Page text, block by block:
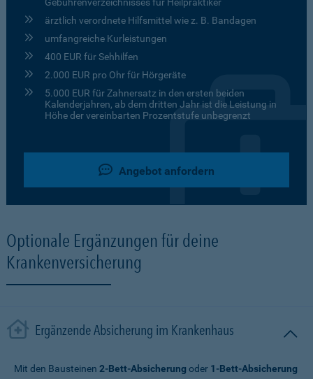
ärztlich verordnete Hilfsmittel wie z. B. Bandagen
umfangreiche Kurleistungen
400 EUR für Sehhilfen
2.000 EUR pro Ohr für Hörgeräte
5.000 EUR für Zahnersatz in den ersten beiden
Kalenderjahren, ab dem dritten Jahr ist die Leistung in
Höhe der vereinbarten Prozentstufe unbegrenzt
Angebot anfordern
Optionale Ergänzungen für deine
Krankenversicherung
Ergänzende Absicherung im Krankenhaus
Mit den Bausteinen 2-Bett-Absicherung oder 1-Bett-Absicherung